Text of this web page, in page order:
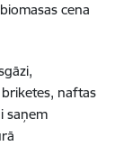
cena
naftas
saņem